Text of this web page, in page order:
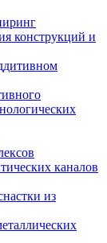
конструкций и
каналов
из